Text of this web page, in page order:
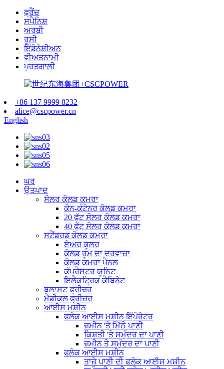
ਫ੍ਰੈਂਚ
ਸਪੈਨਿਸ਼
ਅਰਬੀ
ਰੂਸੀ
ਇੰਡੋਨੇਸ਼ੀਅਨ
ਵੀਅਤਨਾਮੀ
ਪੁਰਤਗਾਲੀ
+86 137 9999 8232
alice@cscpower.cn
English
ਘਰ
ਉਤਪਾਦ
ਸੋਲਰ ਕੋਲਡ ਕਮਰਾ
ਕੋਨ-ਕੰਟੇਨਰ ਕੋਲਡ ਕਮਰਾ
20 ਫੁੱਟ ਸੋਲਰ ਕੋਲਡ ਕਮਰਾ
40 ਫੁੱਟ ਸੋਲਰ ਕੋਲਡ ਕਮਰਾ
ਸਟੈਂਡਰਡ ਕੋਲਡ ਕਮਰਾ
ਏਅਰ ਕੂਲਰ
ਕੋਲਡ ਰੂਮ ਦਾ ਦਰਵਾਜ਼ਾ
ਕੋਲਡ ਕਮਰਾ ਪੈਨਲ
ਕੰਪ੍ਰੈਸਟਰ ਯੂਨਿਟ
ਇਲੈਕਟ੍ਰਿਕ ਕੈਬਿਨੇਟ
ਬਲਾਸਟ ਫ੍ਰੀਜ਼ਰ
ਮੈਡੀਕਲ ਫ੍ਰੀਜ਼ਰ
ਆਈਸ ਮਸ਼ੀਨ
ਫਲੇਕ ਆਈਸ ਮਸ਼ੀਨ ਇੰਪੋਰੇਟਰ
ਜ਼ਮੀਨ 'ਤੇ ਮਿੱਠੇ ਪਾਣੀ
ਕਿਸ਼ਤੀ 'ਤੇ ਸਮੁੰਦਰ ਦਾ ਪਾਣੀ
ਜ਼ਮੀਨ ਤੇ ਸਮੁੰਦਰ ਦਾ ਪਾਣੀ
ਫਲੇਕ ਆਈਸ ਮਸ਼ੀਨ
ਤਾਜ਼ੇ ਪਾਣੀ ਦੀ ਫਲੇਕ ਆਈਸ ਮਸ਼ੀਨ